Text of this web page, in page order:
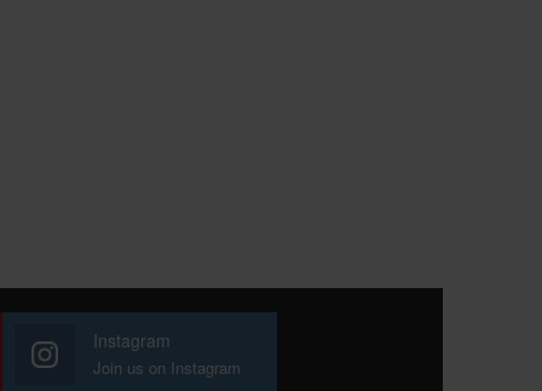
Instagram
Join us on Instagram